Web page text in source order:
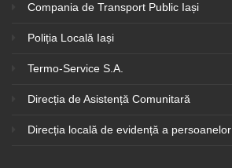
Compania de Transport Public Iași
Poliția Locală Iași
Termo-Service S.A.
Direcția de Asistență Comunitară
Direcția locală de evidență a persoanelor